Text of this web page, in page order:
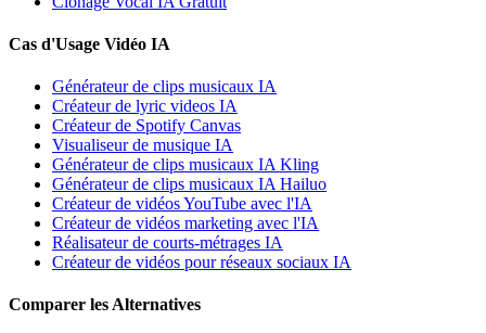
Cas d'Usage Vidéo IA
Générateur de clips musicaux IA
Créateur de lyric videos IA
Créateur de Spotify Canvas
Visualiseur de musique IA
Générateur de clips musicaux IA Kling
Générateur de clips musicaux IA Hailuo
Créateur de vidéos YouTube avec l'IA
Créateur de vidéos marketing avec l'IA
Réalisateur de courts-métrages IA
Créateur de vidéos pour réseaux sociaux IA
Comparer les Alternatives